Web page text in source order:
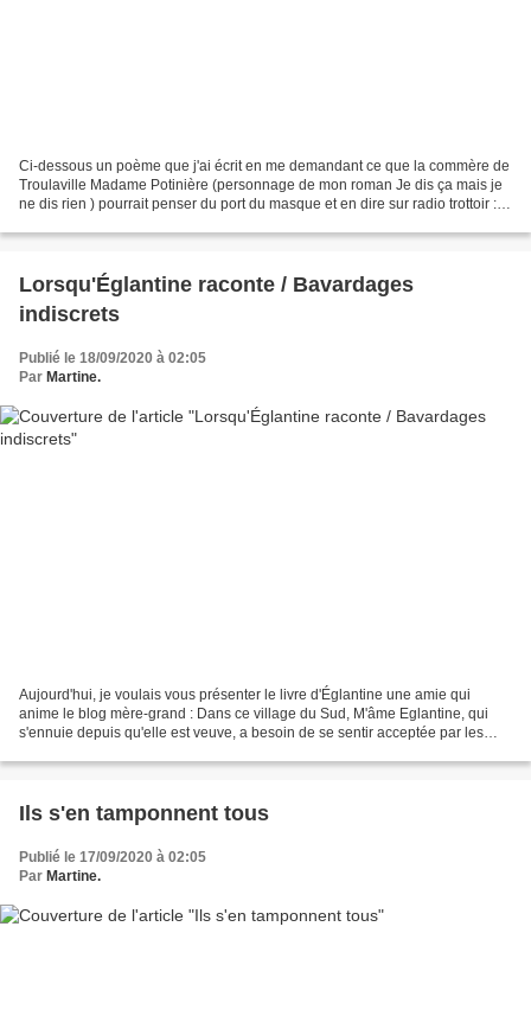
Ci-dessous un poème que j'ai écrit en me demandant ce que la commère de
Troulaville Madame Potinière (personnage de mon roman Je dis ça mais je
ne dis rien ) pourrait penser du port du masque et en dire sur radio trottoir :
Lorsqu'Églantine raconte / Bavardages
indiscrets
Publié le 18/09/2020 à 02:05
Par Martine.
Aujourd'hui, je voulais vous présenter le livre d'Églantine une amie qui
anime le blog mère-grand : Dans ce village du Sud, M'âme Eglantine, qui
s'ennuie depuis qu'elle est veuve, a besoin de se sentir acceptée par les
Ils s'en tamponnent tous
Publié le 17/09/2020 à 02:05
Par Martine.